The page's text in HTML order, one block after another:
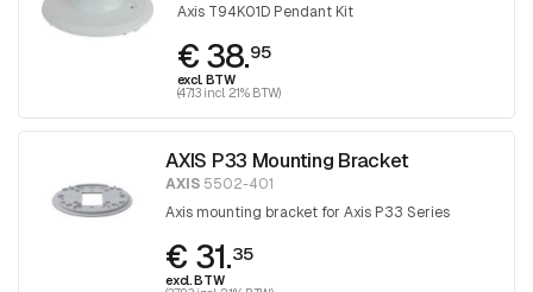
Axis T94K01D Pendant Kit
€ 38.95
excl. BTW
(47.13 incl. 21% BTW)
AXIS P33 Mounting Bracket
AXIS 5502-401
Axis mounting bracket for Axis P33 Series
€ 31.35
excl. BTW